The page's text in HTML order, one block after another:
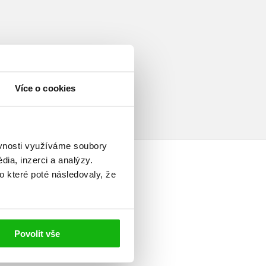
Více o cookies
využíváme soubory
inzerci a analýzy.
které poté následovaly, že
Povolit vše